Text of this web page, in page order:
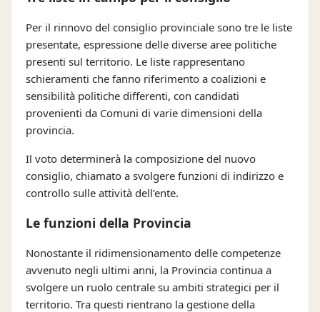
Per il rinnovo del consiglio provinciale sono tre le liste
presentate, espressione delle diverse aree politiche
presenti sul territorio. Le liste rappresentano
schieramenti che fanno riferimento a coalizioni e
sensibilità politiche differenti, con candidati
provenienti da Comuni di varie dimensioni della
provincia.
Il voto determinerà la composizione del nuovo
consiglio, chiamato a svolgere funzioni di indirizzo e
controllo sulle attività dell’ente.
Le funzioni della Provincia
Nonostante il ridimensionamento delle competenze
avvenuto negli ultimi anni, la Provincia continua a
svolgere un ruolo centrale su ambiti strategici per il
territorio. Tra questi rientrano la gestione della